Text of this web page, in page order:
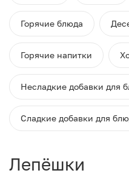
Горячие блюда
Горячие напитки
Несладкие добавки для
Сладкие добавки для
Лепёшки